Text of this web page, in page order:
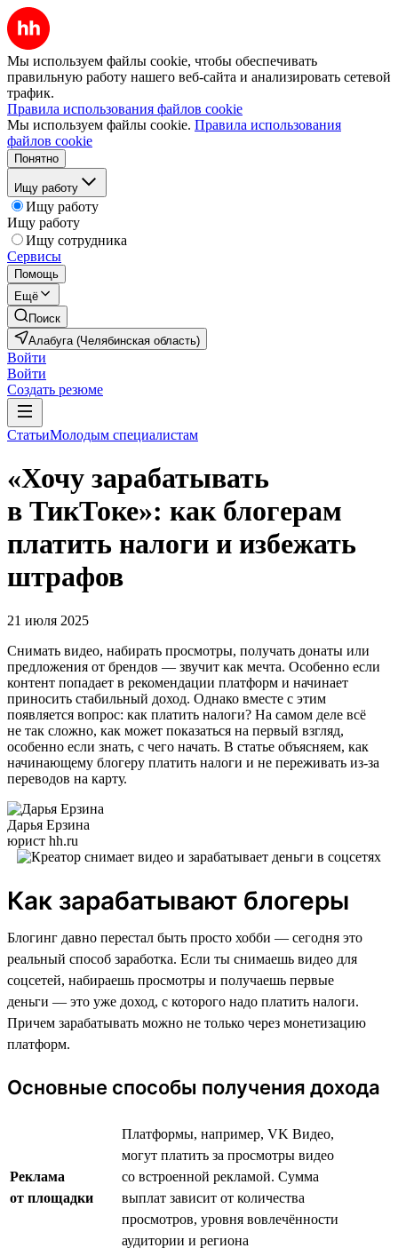
Мы используем файлы cookie, чтобы обеспечивать
правильную работу нашего веб-сайта и анализировать сетевой
трафик.
Правила использования файлов cookie
Мы используем файлы cookie. Правила использования
файлов cookie
Понятно
Ищу работу
Ищу работу
Ищу работу
Ищу сотрудника
Сервисы
Помощь
Ещё
Поиск
Алабуга (Челябинская область)
Войти
Войти
Создать резюме
СтатьиМолодым специалистам
«Хочу зарабатывать
в ТикТоке»: как блогерам
платить налоги и избежать
штрафов
21 июля 2025
Снимать видео, набирать просмотры, получать донаты или
предложения от брендов — звучит как мечта. Особенно если
контент попадает в рекомендации платформ и начинает
приносить стабильный доход. Однако вместе с этим
появляется вопрос: как платить налоги? На самом деле всё
не так сложно, как может показаться на первый взгляд,
особенно если знать, с чего начать. В статье объясняем, как
начинающему блогеру платить налоги и не переживать из-за
переводов на карту.
Дарья Ерзина
юрист hh.ru
Как зарабатывают блогеры
Блогинг давно перестал быть просто хобби — сегодня это
реальный способ заработка. Если ты снимаешь видео для
соцсетей, набираешь просмотры и получаешь первые
деньги — это уже доход, с которого надо платить налоги.
Причем зарабатывать можно не только через монетизацию
платформ.
Основные способы получения дохода
Реклама
от площадки
Платформы, например, VK Видео,
могут платить за просмотры видео
со встроенной рекламой. Сумма
выплат зависит от количества
просмотров, уровня вовлечённости
аудитории и региона